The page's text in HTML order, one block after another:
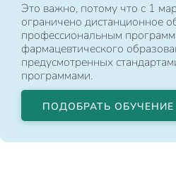
Это важно, потому что с 1
ограничено дистанционное
профессиональным
фармацевтического
предусмотренных
программами.
ПОДОБРАТЬ ОБУЧЕНИЕ